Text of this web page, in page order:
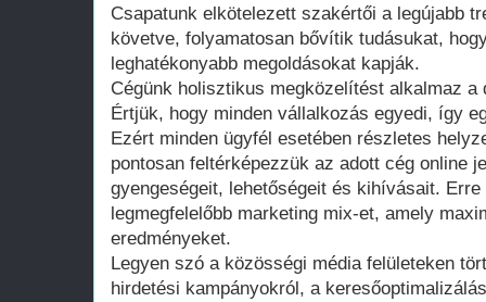
Csapatunk elkötelezett szakértői a legújabb
követve, folyamatosan bővítik tudásukat,
leghatékonyabb megoldásokat kapják.
Cégünk holisztikus megközelítést alkalmaz a
Értjük, hogy minden vállalkozás egyedi, így
Ezért minden ügyfél esetében részletes
pontosan feltérképezzük az adott cég online
gyengeségeit, lehetőségeit és kihívásait.
legmegfelelőbb marketing mix-et, amely
eredményeket.
Legyen szó a közösségi média felületeken
hirdetési kampányokról, a